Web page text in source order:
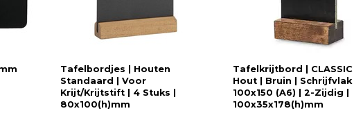
Tafelbordjes | Houten
Standaard | Voor
Krijt/Krijtstift | 4 Stuks |
80x100(h)mm
Tafelkrijtbord | CLASSIC |
Hout | Bruin | Schrijfvlak
100x150 (A6) | 2-Zijdig |
100x35x178(h)mm